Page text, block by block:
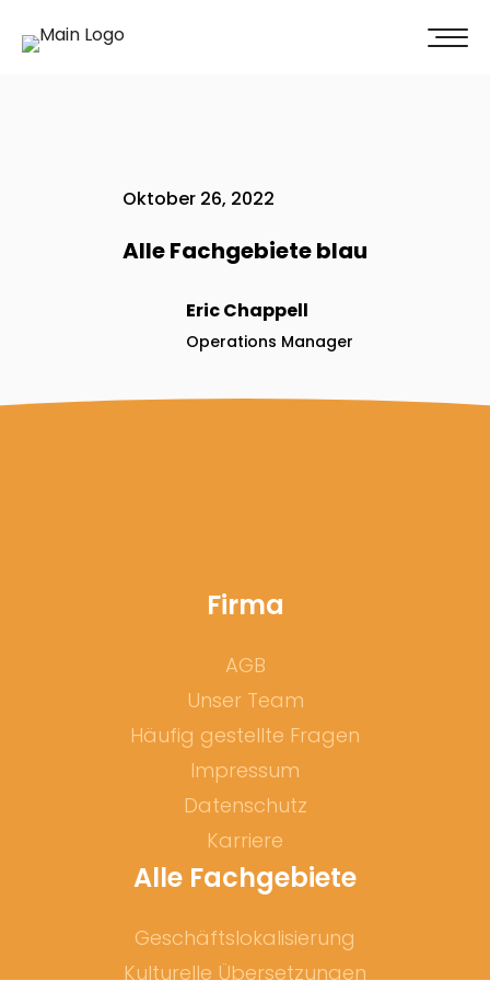
Oktober 26, 2022
Alle Fachgebiete blau
Eric Chappell
Operations Manager
Jetzt unverbindliches Angebot erhalten
Firma
AGB
Unser Team
Häufig gestellte Fragen
Impressum
Datenschutz
Karriere
Alle Fachgebiete
Geschäftslokalisierung
Kulturelle Übersetzungen